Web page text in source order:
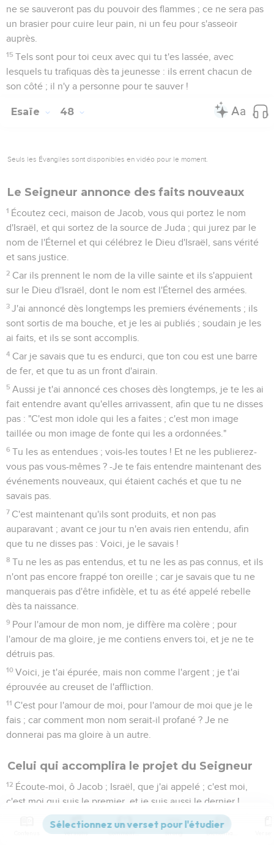
ne se sauveront pas du pouvoir des flammes ; ce ne sera pas
un brasier pour cuire leur pain, ni un feu pour s'asseoir
auprès.
15 Tels sont pour toi ceux avec qui tu t'es lassée, avec
lesquels tu trafiquas dès ta jeunesse : ils errent chacun de
son côté ; il n'y a personne pour te sauver !
Esaïe 48
Seuls les Évangiles sont disponibles en vidéo pour le moment.
Le Seigneur annonce des faits nouveaux
1 Écoutez ceci, maison de Jacob, vous qui portez le nom
d'Israël, et qui sortez de la source de Juda ; qui jurez par le
nom de l'Éternel et qui célébrez le Dieu d'Israël, sans vérité
et sans justice.
2 Car ils prennent le nom de la ville sainte et ils s'appuient
sur le Dieu d'Israël, dont le nom est l'Éternel des armées.
3 J'ai annoncé dès longtemps les premiers événements ; ils
sont sortis de ma bouche, et je les ai publiés ; soudain je les
ai faits, et ils se sont accomplis.
4 Car je savais que tu es endurci, que ton cou est une barre
de fer, et que tu as un front d'airain.
5 Aussi je t'ai annoncé ces choses dès longtemps, je te les ai
fait entendre avant qu'elles arrivassent, afin que tu ne disses
pas : "C'est mon idole qui les a faites ; c'est mon image
taillée ou mon image de fonte qui les a ordonnées."
6 Tu les as entendues ; vois-les toutes ! Et ne les publierez-
vous pas vous-mêmes ? -Je te fais entendre maintenant des
événements nouveaux, qui étaient cachés et que tu ne
savais pas.
7 C'est maintenant qu'ils sont produits, et non pas
auparavant ; avant ce jour tu n'en avais rien entendu, afin
que tu ne disses pas : Voici, je le savais !
8 Tu ne les as pas entendus, et tu ne les as pas connus, et ils
n'ont pas encore frappé ton oreille ; car je savais que tu ne
manquerais pas d'être infidèle, et tu as été appelé rebelle
dès ta naissance.
9 Pour l'amour de mon nom, je diffère ma colère ; pour
l'amour de ma gloire, je me contiens envers toi, et je ne te
détruis pas.
10 Voici, je t'ai épurée, mais non comme l'argent ; je t'ai
éprouvée au creuset de l'affliction.
11 C'est pour l'amour de moi, pour l'amour de moi que je le
fais ; car comment mon nom serait-il profané ? Je ne
donnerai pas ma gloire à un autre.
Celui qui accomplira le projet du Seigneur
12 Écoute-moi, ô Jacob ; Israël, que j'ai appelé ; c'est moi,
c'est moi qui suis le premier, et je suis aussi le dernier !
Ma main aussi a fondé la terre, et ma droite a étendu les
cieux ; je les appelle, et les voici tous ensemble.
Versions Commentaires Strong